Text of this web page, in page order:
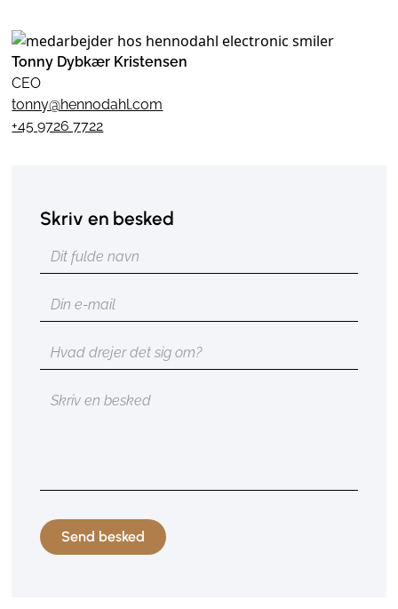
Tonny Dybkær Kristensen
CEO
tonny@hennodahl.com
+45 9726 7722
Skriv en besked